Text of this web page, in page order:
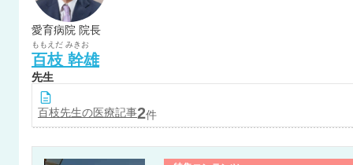
愛育病院 院長
ももえだ みきお
百枝 幹雄
先生
百枝先生の医療記事2件